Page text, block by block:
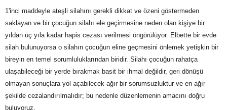
1'inci maddeyle ateşli silahını gerekli dikkat ve özeni göstermeden
saklayan ve bir çocuğun silahı ele geçirmesine neden olan kişiye bir
yıldan üç yıla kadar hapis cezası verilmesi öngörülüyor. Elbette bir evde
silah bulunuyorsa o silahın çocuğun eline geçmesini önlemek yetişkin bir
bireyin en temel sorumluluklarından biridir. Silahı çocuğun rahatça
ulaşabileceği bir yerde bırakmak basit bir ihmal değildir, geri dönüşü
olmayan sonuçlara yol açabilecek ağır bir sorumsuzluktur ve en ağır
şekilde cezalandırılmalıdır; bu nedenle düzenlemenin amacını doğru
buluyoruz.